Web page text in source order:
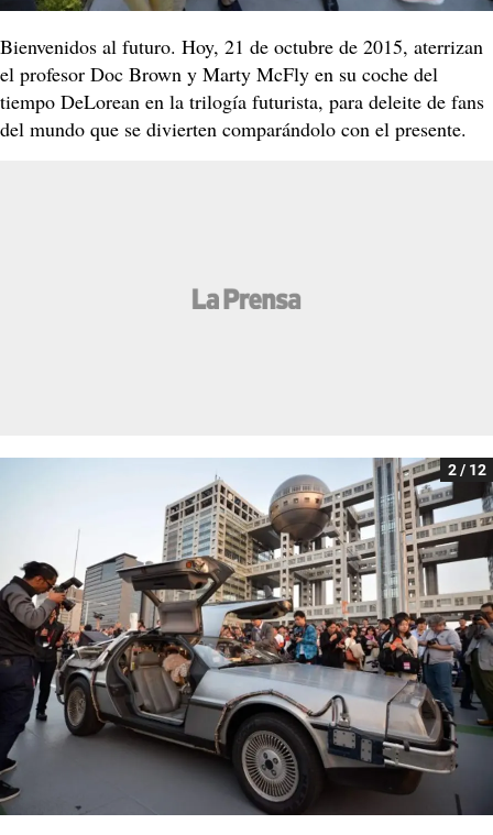
Bienvenidos al futuro. Hoy, 21 de octubre de 2015, aterrizan
el profesor Doc Brown y Marty McFly en su coche del
tiempo DeLorean en la trilogía futurista, para deleite de fans
del mundo que se divierten comparándolo con el presente.
2 / 12